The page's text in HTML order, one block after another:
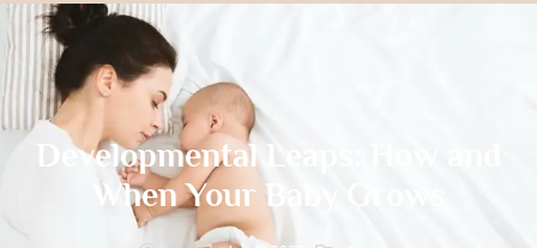
Developmental Leaps: How and
When Your Baby Grows